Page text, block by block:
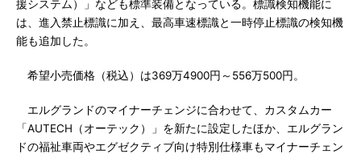
援システム）」なども標準装備となっている。標識検知機能に
は、進入禁止標識に加え、最高車速標識と一時停止標識の検知機
能も追加した。
希望小売価格（税込）は369万4900円～556万500円。
エルグランドのマイナーチェンジに合わせて、カスタムカー
「AUTECH（オーテック）」を新たに設定したほか、エルグラン
ドの福祉車両やエグゼクティブ向け特別仕様車もマイナーチェン